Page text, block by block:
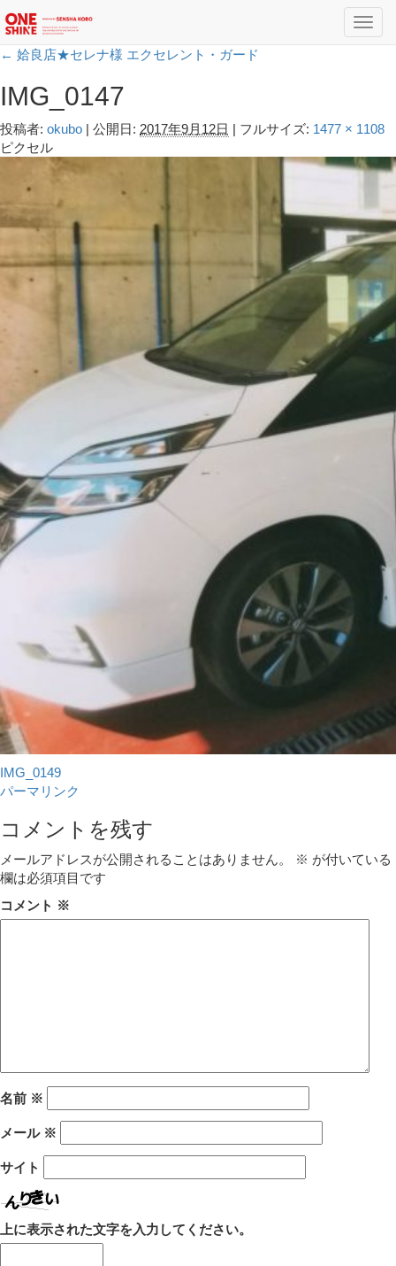
← 姶良店★セレナ様 エクセレント・ガード
IMG_0147
投稿者: okubo | 公開日: 2017年9月12日 | フルサイズ: 1477 × 1108
ピクセル
IMG_0149
パーマリンク
コメントを残す
メールアドレスが公開されることはありません。 ※ が付いている
欄は必須項目です
コメント ※
名前 ※
メール ※
サイト
上に表示された文字を入力してください。